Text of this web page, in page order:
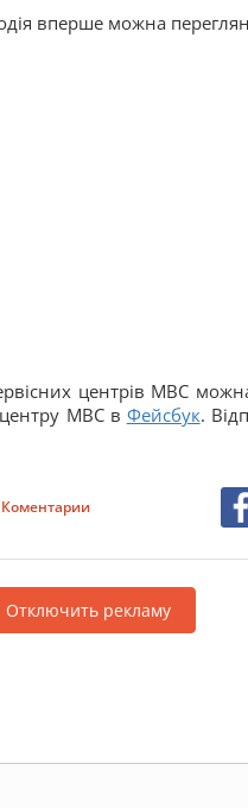
вперше можна
центрів МВС
центру МВС в Фейсбук.
Коментарии
Отключить рекламу